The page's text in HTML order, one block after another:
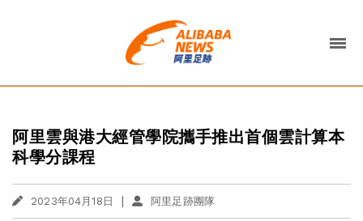
阿里雲與港大經管學院攜手推出首個雲計算本
科學分課程
2023年04月18日 | 阿里足跡團隊